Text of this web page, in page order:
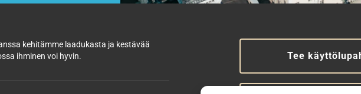
kehitämme laadukasta ja kestävää
ihminen voi hyvin.
Tee